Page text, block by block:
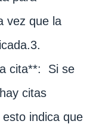
vez que la
cita**: Si se
citas
esto indica que